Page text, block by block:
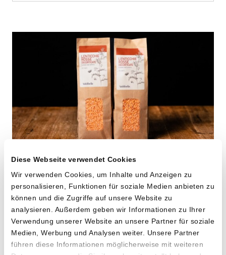
Diese Webseite verwendet Cookies
Wir verwenden Cookies, um Inhalte und Anzeigen zu
personalisieren, Funktionen für soziale Medien anbieten zu
können und die Zugriffe auf unsere Website zu
analysieren. Außerdem geben wir Informationen zu Ihrer
Verwendung unserer Website an unsere Partner für soziale
Medien, Werbung und Analysen weiter. Unsere Partner
führen diese Informationen möglicherweise mit weiteren
Rote Linsen
von Cooperativa Valdibella aus Camporeale,
Sizilien
2 x 500g
CHF13.90